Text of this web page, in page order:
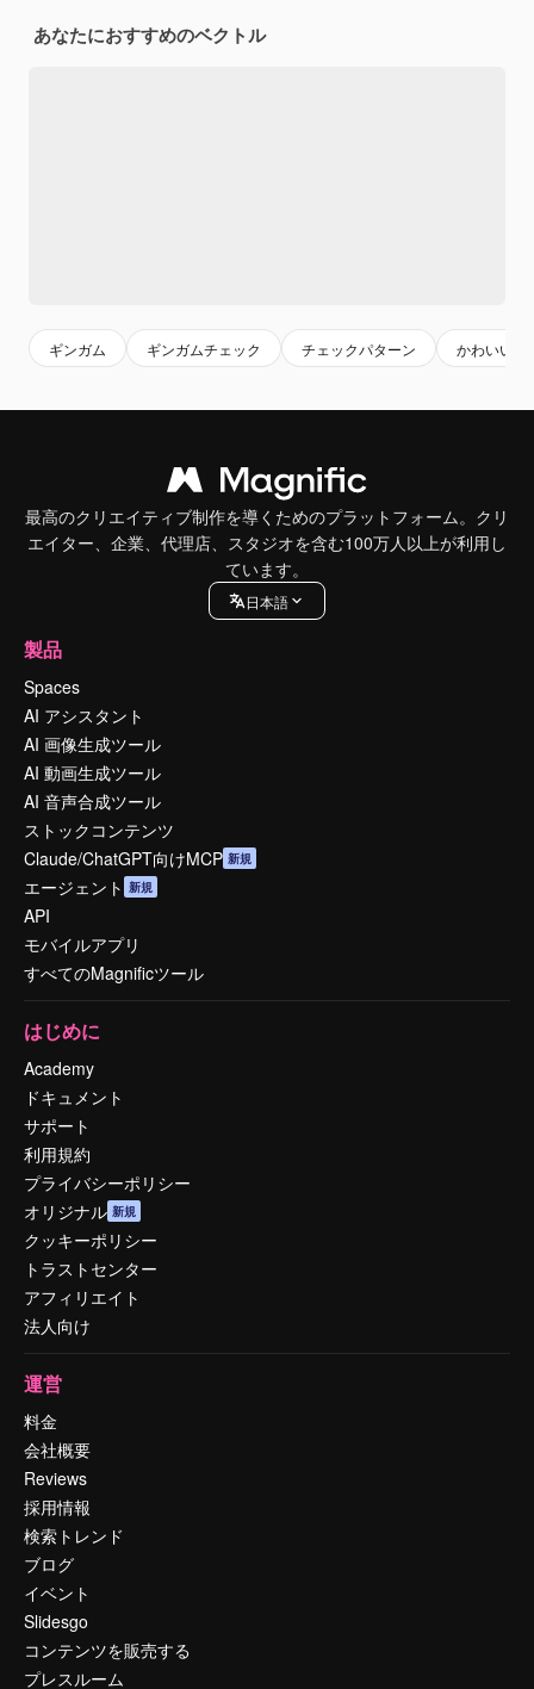
あなたにおすすめのベクトル
ギンガム ギンガムチェック チェックパターン かわいい柄
最高のクリエイティブ制作を導くためのプラットフォーム。クリ
エイター、企業、代理店、スタジオを含む100万人以上が利用し
ています。
日本語
製品
Spaces
AI アシスタント
AI 画像生成ツール
AI 動画生成ツール
AI 音声合成ツール
ストックコンテンツ
Claude/ChatGPT向けMCP 新規
エージェント 新規
API
モバイルアプリ
すべてのMagnificツール
はじめに
Academy
ドキュメント
サポート
利用規約
プライバシーポリシー
オリジナル 新規
クッキーポリシー
トラストセンター
アフィリエイト
法人向け
運営
料金
会社概要
Reviews
採用情報
検索トレンド
ブログ
イベント
Slidesgo
コンテンツを販売する
プレスルーム